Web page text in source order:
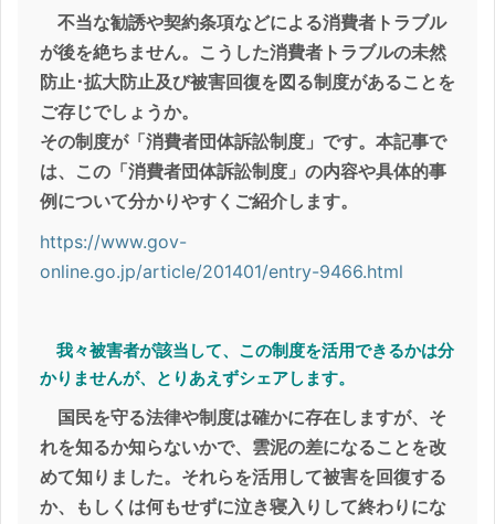
不当な勧誘や契約条項などによる消費者トラブル
が後を絶ちません。こうした消費者トラブルの未然
防止･拡大防止及び被害回復を図る制度があることを
ご存じでしょうか。
その制度が「消費者団体訴訟制度」です。本記事で
は、この「消費者団体訴訟制度」の内容や具体的事
例について分かりやすくご紹介します。
https://www.gov-
online.go.jp/article/201401/entry-9466.html
我々被害者が該当して、この制度を活用できるかは分
かりませんが、とりあえずシェアします。
国民を守る法律や制度は確かに存在しますが、そ
れを知るか知らないかで、雲泥の差になることを改
めて知りました。それらを活用して被害を回復する
か、もしくは何もせずに泣き寝入りして終わりにな